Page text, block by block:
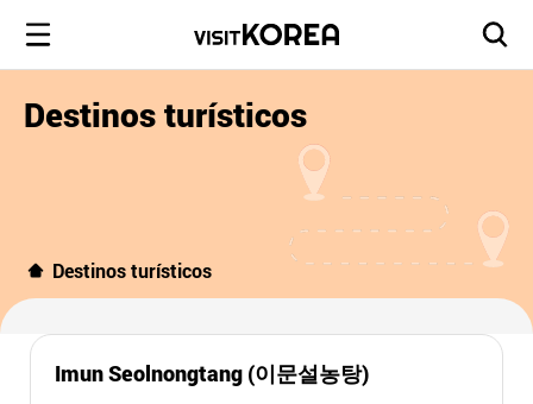
Destinos turísticos
Destinos turísticos
Imun Seolnongtang (이문설농탕)